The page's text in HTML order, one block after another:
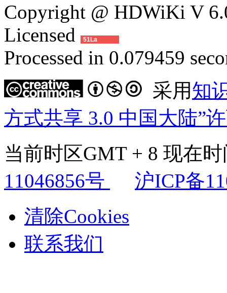
Copyright @ HDWiKi V
Licensed
51La
Processed in 0.079459
采用知
方式共享 3.0 中国大陆”
当前时区GMT + 8 现在
11046856号
沪ICP备
清除Cookies
联系我们